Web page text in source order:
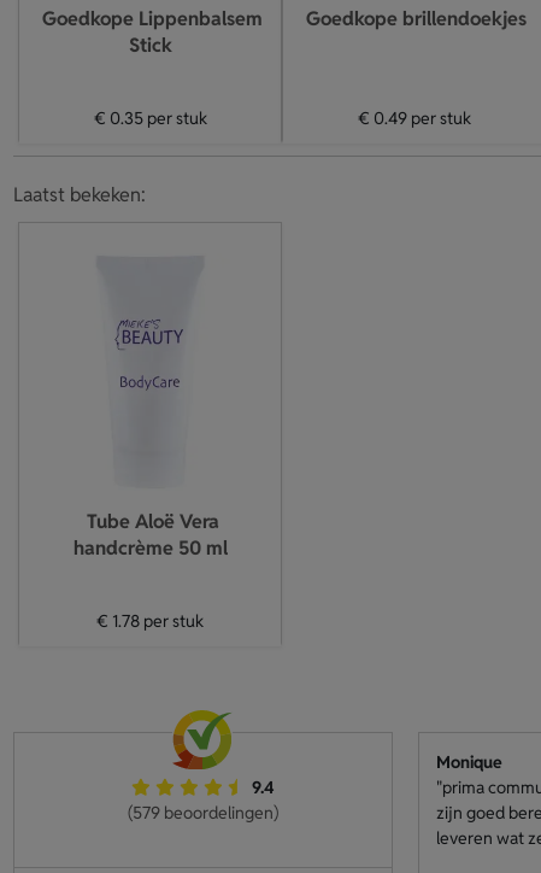
Goedkope Lippenbalsem
Stick
€ 0.35per stuk
Goedkope brillendoekjes
€ 0.49per stuk
Laatst bekeken:
Tube Aloë Vera
handcrème 50 ml
€ 1.78 per stuk
9.4
(579 beoordelingen)
Monique
"prima
zijn goed
leveren wat